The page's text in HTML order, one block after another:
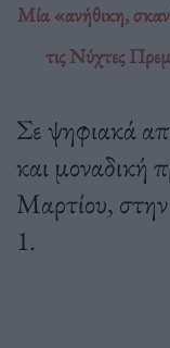
Μία «ανήθικη,
τις Νύχτες
Σε ψηφιακά
και μοναδική
Μαρτίου,
1.